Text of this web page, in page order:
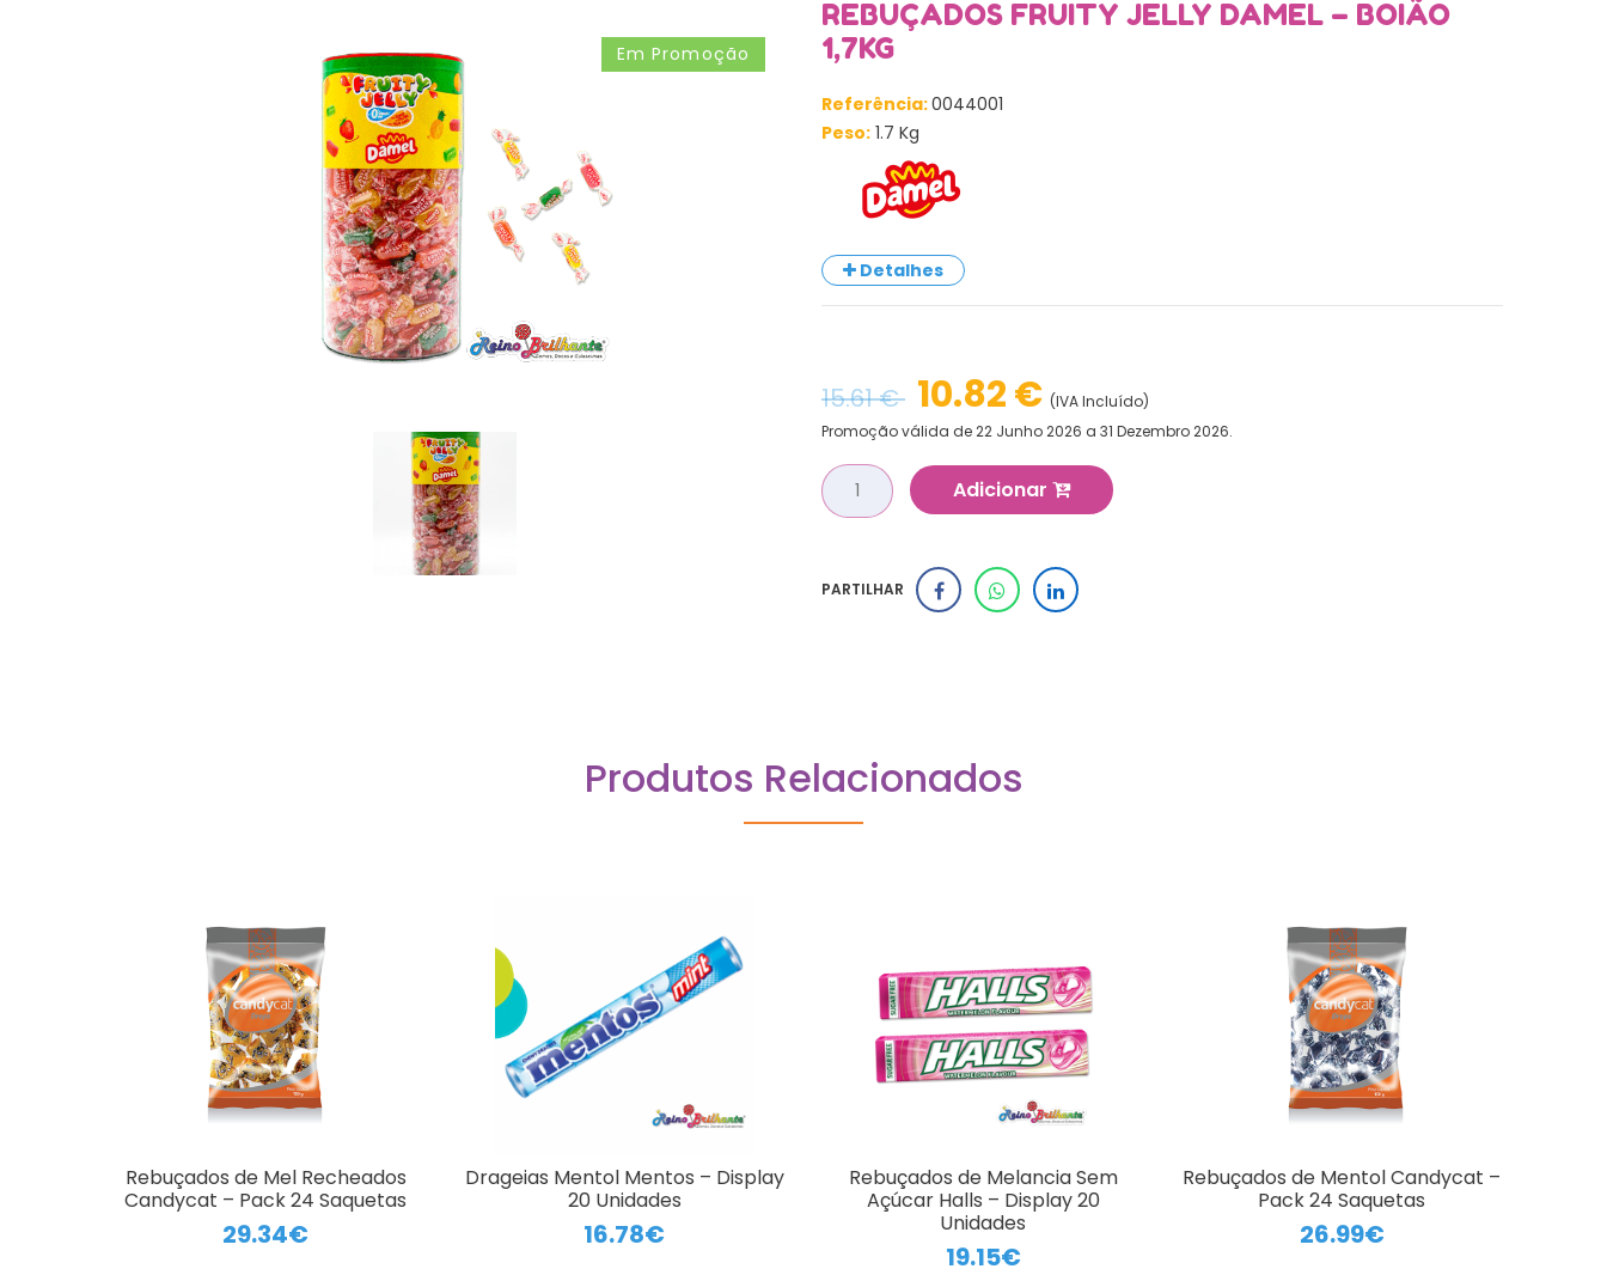
Em Promoção
REBUÇADOS FRUITY JELLY DAMEL – BOIÃO
1,7KG
Referência:0044001
Peso: 1.7 Kg
Detalhes
15.61 € 10.82 € (IVA Incluído)
Promoção válida de 22 Junho 2026 a 31 Dezembro 2026.
Adicionar
PARTILHAR
Produtos Relacionados
Rebuçados de Mel Recheados
Candycat – Pack 24 Saquetas
29.34€
Drageias Mentol Mentos – Display
20 Unidades
16.78€
Rebuçados de Melancia Sem
Açúcar Halls – Display 20
Unidades
19.15€
Rebuçados de Mentol Candycat –
Pack 24 Saquetas
26.99€